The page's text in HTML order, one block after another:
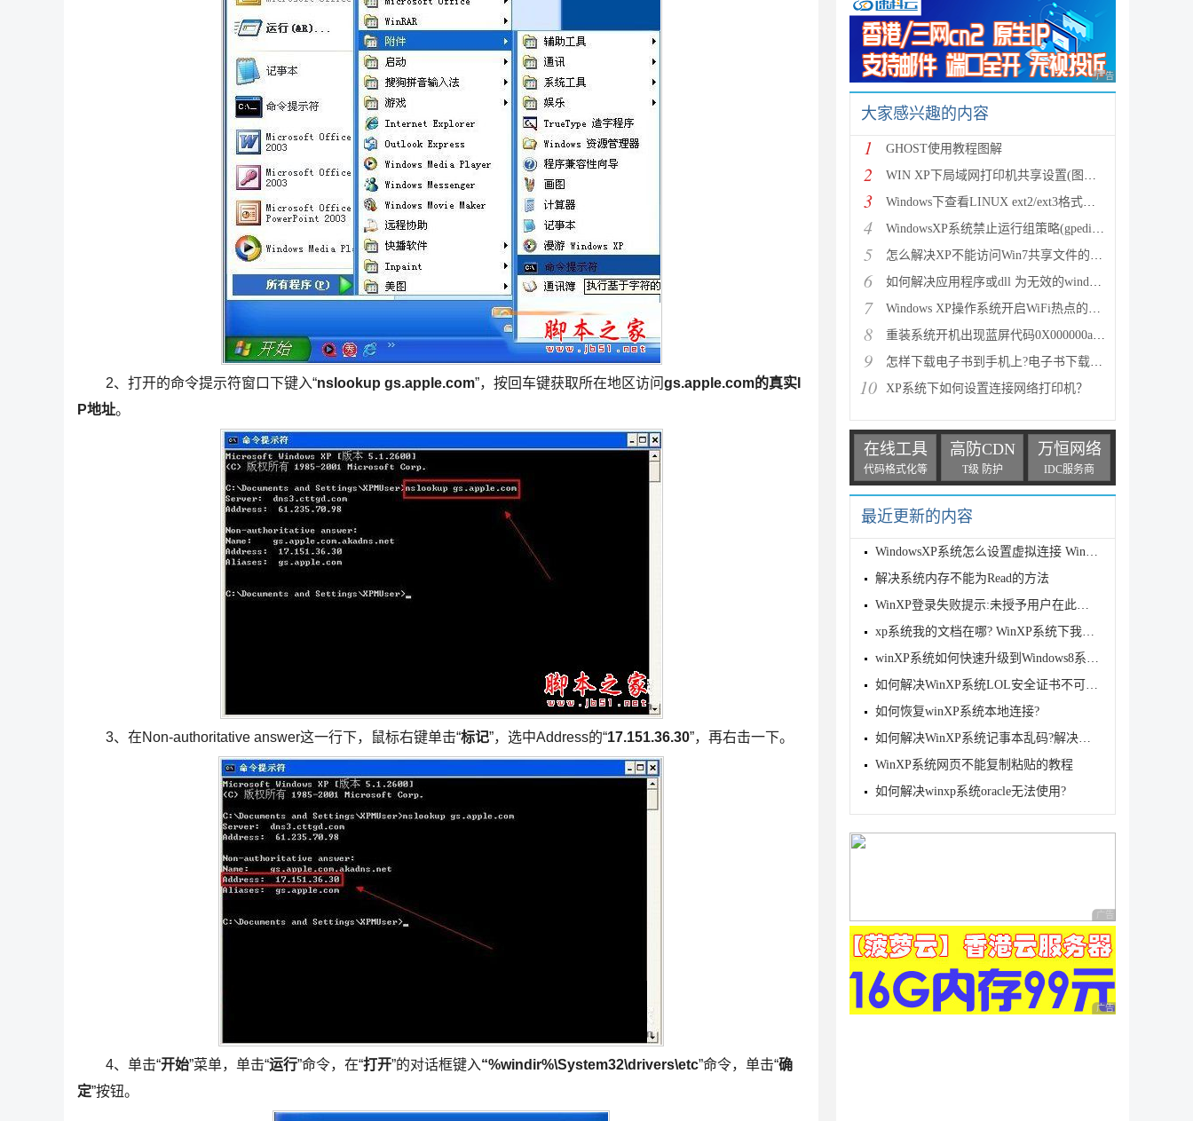
2、打开的命令提示符窗口下键入“nslookup gs.apple.com”，按回车键获取所在地区访问gs.apple.com的真实I
P地址。
3、在Non-authoritative answer这一行下，鼠标右键单击“标记”，选中Address的“17.151.36.30”，再右击一下。
4、单击“开始”菜单，单击“运行”命令，在“打开”的对话框键入“%windir%\System32\drivers\etc”命令，单击“确
定”按钮。
广告 商业广告，理性
大家感兴趣的内容
1 GHOST使用教程图解
2 WIN XP下局域网打印机共享设置(图文教程)
3 Windows下查看LINUX ext2/ext3格式的三种常用方法（图
4 WindowsXP系统禁止运行组策略(gpedit.msc)的方法
5 怎么解决XP不能访问Win7共享文件的问题
6 如何解决应用程序或dll 为无效的windows映像的问题
7 Windows XP操作系统开启WiFi热点的详细方法(图文教程)
8 重装系统开机出现蓝屏代码0X000000a5的解决方法
9 怎样下载电子书到手机上?电子书下载教程
10 XP系统下如何设置连接网络打印机？
在线工具
代码格式化等
高防CDN
T级 防护
万恒网络
IDC服务商
最近更新的内容
WindowsXP系统怎么设置虚拟连接 WindowsXP系统设置虚
解决系统内存不能为Read的方法
WinXP登录失败提示:未授予用户在此计算机上的请求登陆
xp系统我的文档在哪? WinXP系统下我的文档打不开怎么
winXP系统如何快速升级到Windows8系统?
如何解决WinXP系统LOL安全证书不可用?
如何恢复winXP系统本地连接?
如何解决WinXP系统记事本乱码?解决WinXP系统记事本乱
WinXP系统网页不能复制粘贴的教程
如何解决winxp系统oracle无法使用?
广告 商业广告，理性
广告 商业广告，理性